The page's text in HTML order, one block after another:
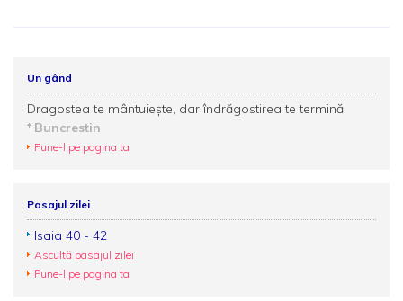
Un gând
Dragostea te mântuieşte, dar îndrăgostirea te termină.
Buncrestin
Pune-l pe pagina ta
Pasajul zilei
Isaia 40 - 42
Ascultă pasajul zilei
Pune-l pe pagina ta